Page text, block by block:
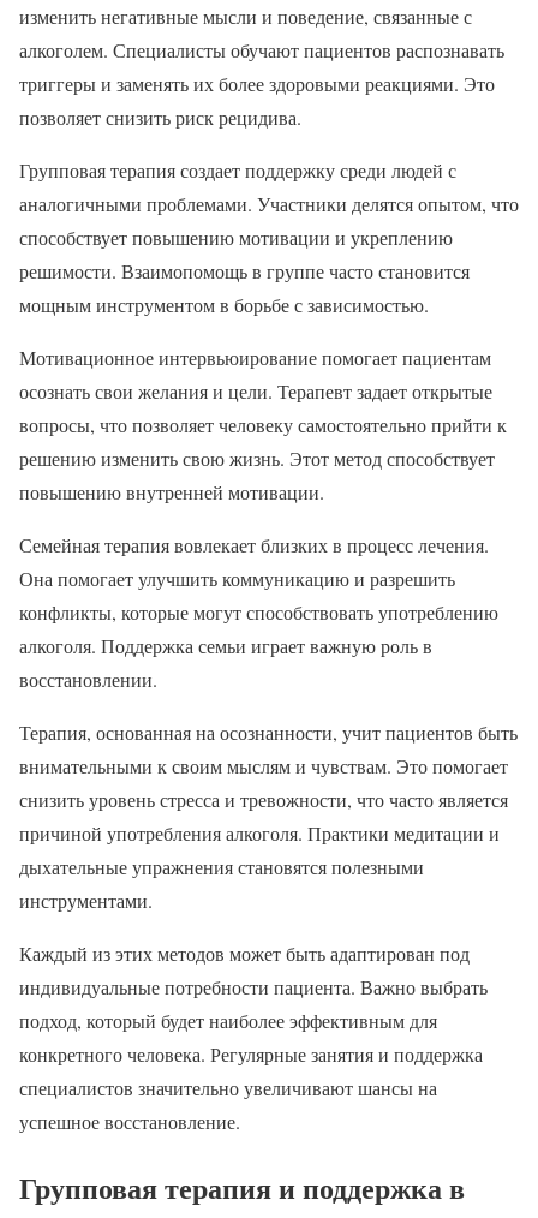
изменить негативные мысли и поведение, связанные с
алкоголем. Специалисты обучают пациентов распознавать
триггеры и заменять их более здоровыми реакциями. Это
позволяет снизить риск рецидива.
Групповая терапия создает поддержку среди людей с
аналогичными проблемами. Участники делятся опытом, что
способствует повышению мотивации и укреплению
решимости. Взаимопомощь в группе часто становится
мощным инструментом в борьбе с зависимостью.
Мотивационное интервьюирование помогает пациентам
осознать свои желания и цели. Терапевт задает открытые
вопросы, что позволяет человеку самостоятельно прийти к
решению изменить свою жизнь. Этот метод способствует
повышению внутренней мотивации.
Семейная терапия вовлекает близких в процесс лечения.
Она помогает улучшить коммуникацию и разрешить
конфликты, которые могут способствовать употреблению
алкоголя. Поддержка семьи играет важную роль в
восстановлении.
Терапия, основанная на осознанности, учит пациентов быть
внимательными к своим мыслям и чувствам. Это помогает
снизить уровень стресса и тревожности, что часто является
причиной употребления алкоголя. Практики медитации и
дыхательные упражнения становятся полезными
инструментами.
Каждый из этих методов может быть адаптирован под
индивидуальные потребности пациента. Важно выбрать
подход, который будет наиболее эффективным для
конкретного человека. Регулярные занятия и поддержка
специалистов значительно увеличивают шансы на
успешное восстановление.
Групповая терапия и поддержка в